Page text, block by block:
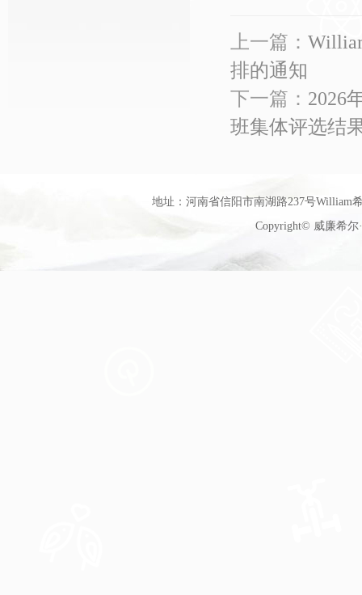
上一篇：
排的通知
下一篇： 2026
班集体评选结
地址：河南省信阳市南湖路237号William
Copyright© 威廉希